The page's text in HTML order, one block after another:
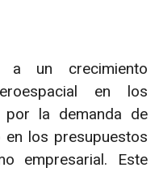
a un crecimiento
en los
por la demanda de
en los presupuestos
empresarial. Este